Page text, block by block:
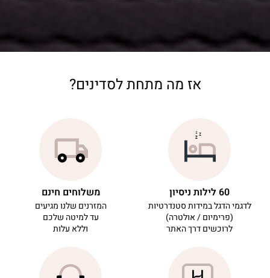
אז מה מתחת לסדינים?
60 לילות ניסיון
לדגמי הדגל במידות סטנדרטיות
(פרימיום / אולטרה)
לרוכשים דרך האתר
משלוחים חינם
המזרנים שלנו מגיעים
עד למיטה שלכם
וללא עלות